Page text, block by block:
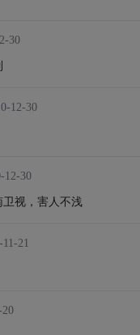
30
12-30
12-30
卫视，害人不浅
11-21
20